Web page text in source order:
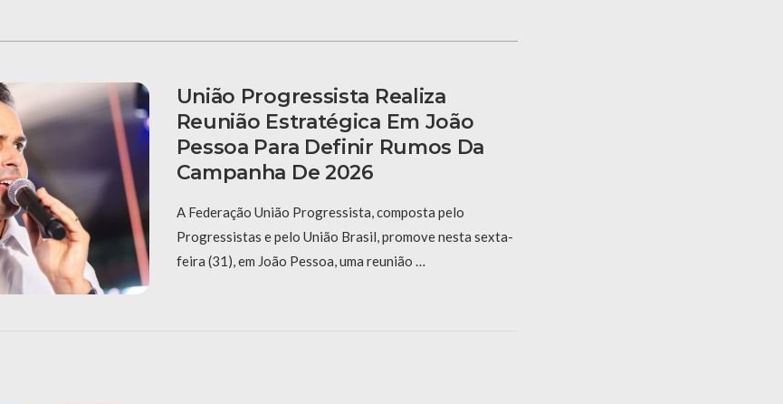
União Progressista Realiza
Reunião Estratégica Em João
Pessoa Para Definir Rumos Da
Campanha De 2026
A Federação União Progressista, composta pelo
Progressistas e pelo União Brasil, promove nesta sexta-
feira (31), em João Pessoa, uma reunião …